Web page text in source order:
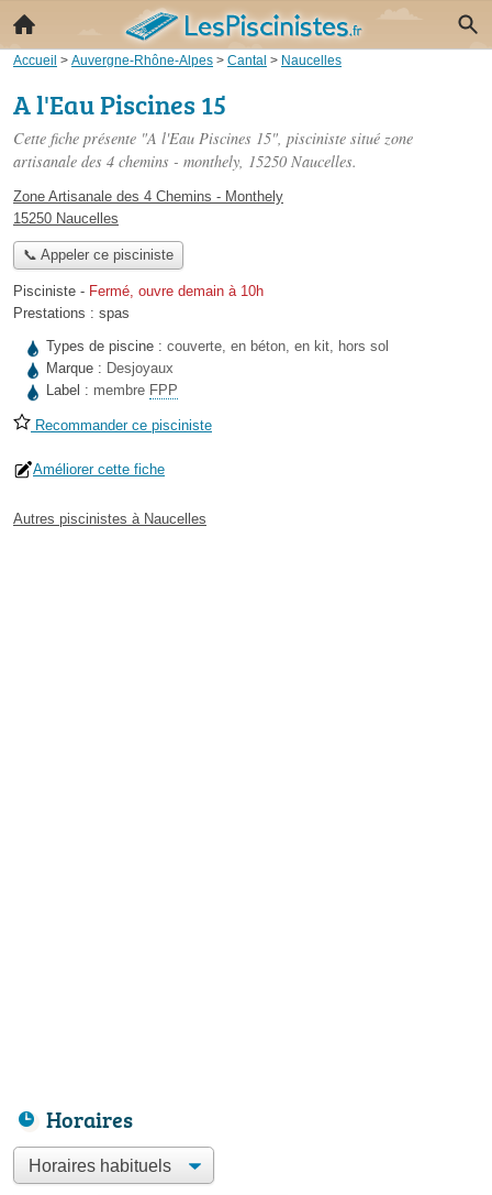
Accueil > Auvergne-Rhône-Alpes > Cantal > Naucelles
A l'Eau Piscines 15
Cette fiche présente "A l'Eau Piscines 15", pisciniste situé zone
artisanale des 4 chemins - monthely, 15250 Naucelles.
Zone Artisanale des 4 Chemins - Monthely
15250 Naucelles
📞 Appeler ce pisciniste
Pisciniste - Fermé, ouvre demain à 10h
Prestations : spas
Types de piscine : couverte, en béton, en kit, hors sol
Marque : Desjoyaux
Label : membre FPP
Recommander ce pisciniste
Améliorer cette fiche
Autres piscinistes à Naucelles
Horaires